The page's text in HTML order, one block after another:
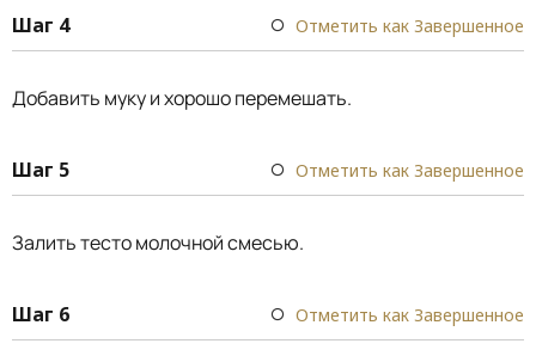
Шаг 4 Отметить как Завершенное
Добавить муку и хорошо перемешать.
Шаг 5 Отметить как Завершенное
Залить тесто молочной смесью.
Шаг 6 Отметить как Завершенное